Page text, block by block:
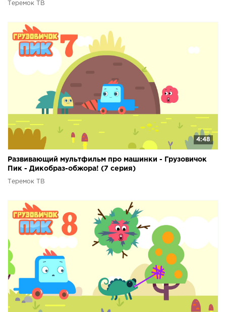
Теремок ТВ
4:48
Развивающий мультфильм про машинки - Грузовичок
Пик - Дикобраз-обжора! (7 серия)
Теремок ТВ